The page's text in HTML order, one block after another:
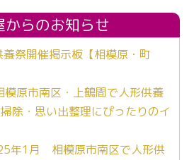
からのお知らせ
養祭開催掲示板【相模原・町
模原市南区・上鶴間で人形供養
除・思い出整理にぴったりのイ
年1月 相模原市南区で人形供